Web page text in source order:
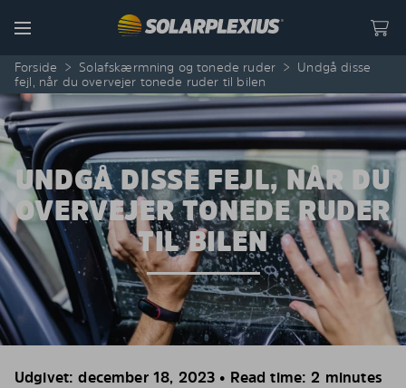
Menu
Forside > Solafskærmning og tonede ruder > Undgå disse
fejl, når du overvejer tonede ruder til bilen
UNDGÅ DISSE FEJL, NÅR DU
OVERVEJER TONEDE RUDER
TIL BILEN
Udgivet: december 18, 2023 • Read time: 2 minutes